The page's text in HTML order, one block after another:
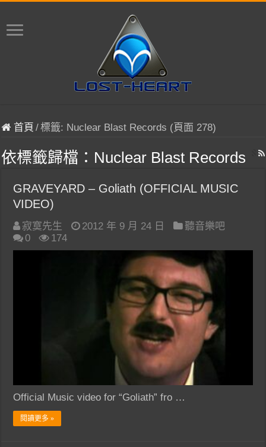
首頁 /標籤: Nuclear Blast Records (頁面 278)
依標籤歸檔： Nuclear Blast Records
GRAVEYARD – Goliath (OFFICIAL MUSIC
VIDEO)
寂寞先生 2012 年 9 月 24 日
聽音樂吧
0
174
Official Music video for “Goliath” fro …
閱讀更多 »